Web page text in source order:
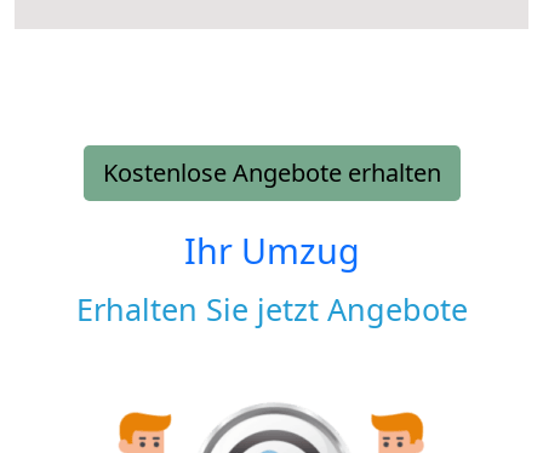
Kostenlose Angebote erhalten
Ihr Umzug
Erhalten Sie jetzt Angebote